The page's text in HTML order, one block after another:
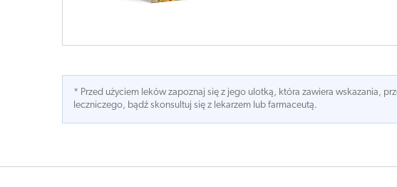
* Przed użyciem leków zapoznaj się z jego ulotką, która zawiera wskazania,
leczniczego, bądź skonsultuj się z lekarzem lub farmaceutą.